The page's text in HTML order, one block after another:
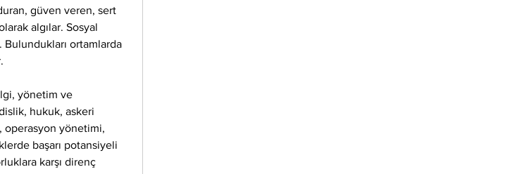
güven veren, sert
algılar. Sosyal
ortamlarda
yönetim ve
hukuk, askeri
operasyon yönetimi,
başarı potansiyeli
karşı direnç